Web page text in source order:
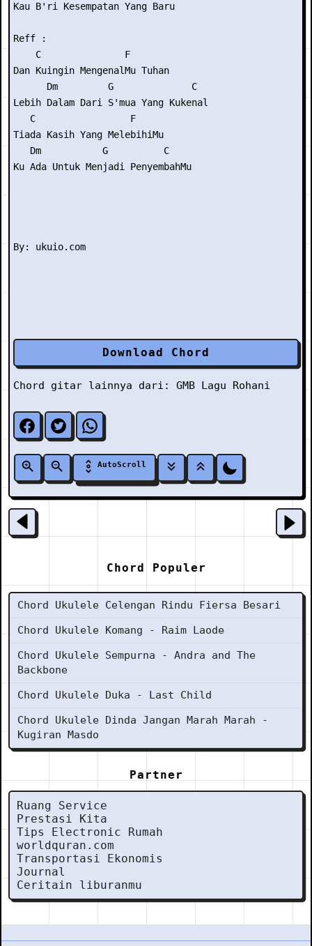
Kau B'ri Kesempatan Yang Baru
Reff :
    C               F
Dan Kuingin MengenalMu Tuhan
      Dm         G              C
Lebih Dalam Dari S'mua Yang Kukenal
   C                 F
Tiada Kasih Yang MelebihiMu
   Dm           G          C
Ku Ada Untuk Menjadi PenyembahMu
Download Chord
Chord gitar lainnya dari: GMB Lagu Rohani
AutoScroll
Chord Populer
Chord Ukulele Celengan Rindu Fiersa Besari
Chord Ukulele Komang - Raim Laode
Chord Ukulele Sempurna - Andra and The
Backbone
Chord Ukulele Duka - Last Child
Chord Ukulele Dinda Jangan Marah Marah -
Kugiran Masdo
Partner
Ruang Service
Prestasi Kita
Tips Electronic Rumah
worldquran.com
Transportasi Ekonomis
Journal
Ceritain liburanmu